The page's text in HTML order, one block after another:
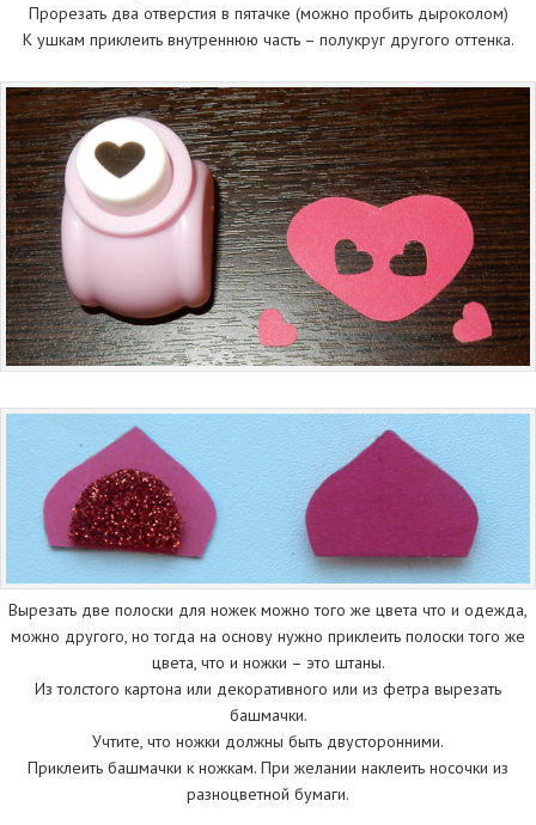
Прорезать два отверстия в пятачке (можно пробить дыроколом)
К ушкам приклеить внутреннюю часть – полукруг другого оттенка.
Вырезать две полоски для ножек можно того же цвета что и одежда,
можно другого, но тогда на основу нужно приклеить полоски того же
цвета, что и ножки – это штаны.
Из толстого картона или декоративного или из фетра вырезать
башмачки.
Учтите, что ножки должны быть двусторонними.
Приклеить башмачки к ножкам. При желании наклеить носочки из
разноцветной бумаги.